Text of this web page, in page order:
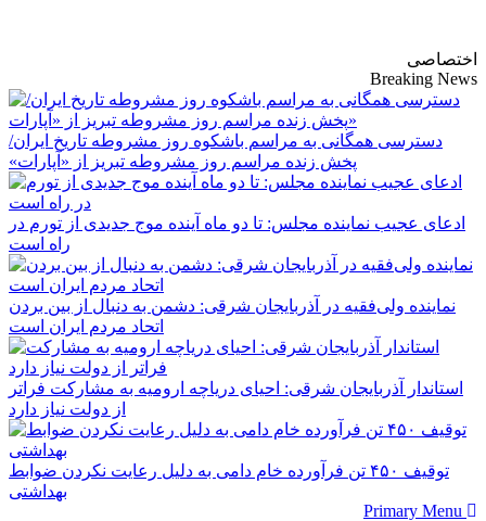
اختصاصی
Breaking News
دسترسی همگانی به مراسم باشکوه روز مشروطه تاریخ ایران/
پخش زنده مراسم روز مشروطه تبریز از «آپارات»
ادعای عجیب نماینده مجلس: تا دو ماه آینده موج جدیدی از تورم در
راه است
نماینده ولی‌فقیه در آذربایجان شرقی: دشمن به دنبال از بین بردن
اتحاد مردم ایران است
استاندار آذربایجان شرقی: احیای دریاچه ارومیه به مشارکت فراتر
از دولت نیاز دارد
توقیف ۴۵۰ تن فرآورده خام دامی به دلیل رعایت نکردن ضوابط
بهداشتی
Primary Menu